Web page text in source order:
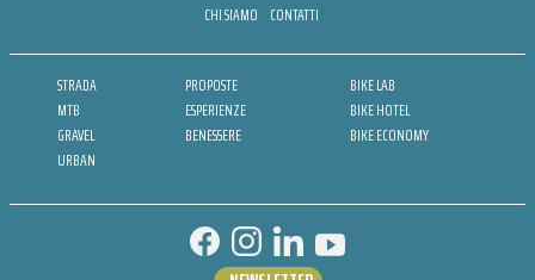
CHI SIAMO CONTATTI
STRADA
MTB
GRAVEL
URBAN
PROPOSTE
ESPERIENZE
BENESSERE
BIKE LAB
BIKE HOTEL
BIKE ECONOMY